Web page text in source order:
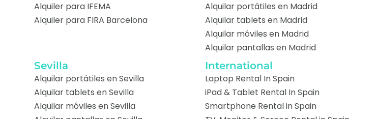
Alquiler para IFEMA
Alquiler para FIRA Barcelona
Alquilar portátiles en Madrid
Alquilar tablets en Madrid
Alquilar móviles en Madrid
Alquilar pantallas en Madrid
Sevilla
Alquilar portátiles en Sevilla
Alquilar tablets en Sevilla
Alquilar móviles en Sevilla
International
Laptop Rental In Spain
iPad & Tablet Rental In Spain
Smartphone Rental in Spain